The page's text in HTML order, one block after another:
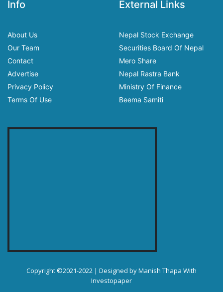
Info
About Us
Our Team
Contact
Advertise
Privacy Policy
Terms Of Use
External Links
Nepal Stock Exchange
Securities Board Of Nepal
Mero Share
Nepal Rastra Bank
Ministry Of Finance
Beema Samiti
Copyright ©2021-2022 | Designed byManish Thapa With
Investopaper